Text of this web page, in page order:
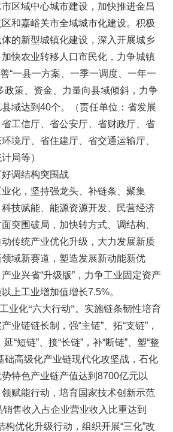
区域中心城市建设，加快推进金昌
和嘉峪关市全域城市化建设。积极
的新型城镇化建设，深入开展城乡
快农业转移人口市民化，力争城镇
“一县一方案、一季一调度、一年一
政策、资金、力量向县域倾斜，力争
域达到40个。（责任单位：省发展
工信厅、省公安厅、省财政厅、省
境厅、省住建厅、省交通运输厅、
局等）
调结构突围战
化，坚持强龙头、补链条、聚集
技赋能、能源资源开发、民营经济
突围破局，加快转方式、调结构、
传统产业优化升级，大力发展新质
域新赛道，塑造发展新动能新优
业兴省“升级版”，力争工业固定资产
上工业增加值增长7.5%。
业化“六大行动”。 实施链条韧性培育
业链链长制，强“主链”、拓“支链”，
延“短链”、接“长链”，补“断链”、塑“整
础高级化产业链现代化攻坚战，石化
特色产业链产值达到8700亿元以
领赋能行动，培育国家技术创新示范
售收入占企业营业收入比重达到
构优化升级行动，组织开展“三化”改